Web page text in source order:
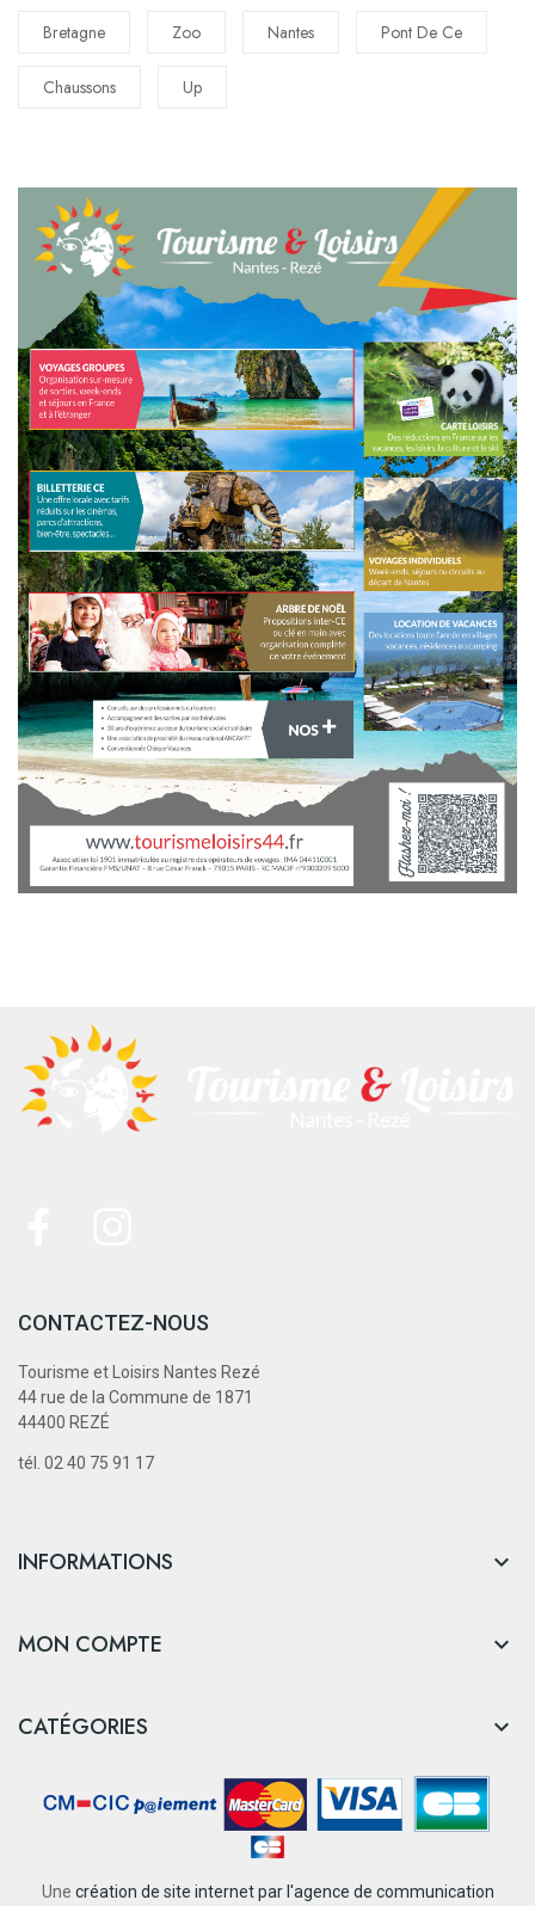
Bretagne Zoo Nantes Pont De Ce
Chaussons Up
CONTACTEZ-NOUS
Tourisme et Loisirs Nantes Rezé
44 rue de la Commune de 1871
44400 REZÉ
tél. 02 40 75 91 17
INFORMATIONS 
MON COMPTE 
CATÉGORIES 
Une création de site internet par l'agence de communication